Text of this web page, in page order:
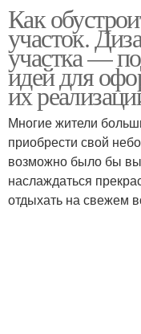
Как
участок.
участка —
идей для
их
Многие жители
приобрести свой
возможно было бы
наслаждаться
отдыхать на свежем